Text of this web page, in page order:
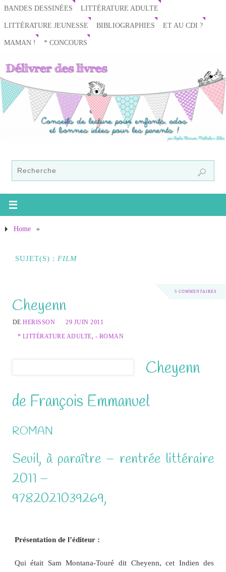
BANDES DESSINÉES LITTÉRATURE ADULTE
LITTÉRATURE JEUNESSE BIBLIOGRAPHIES ET AU CDI ?
MAMAN ! * CONCOURS
Home »
SUJET(S) : FILM
5 COMMENTAIRES
Cheyenn
DEHERISSON
29 JUIN 2011
* LITTÉRATURE ADULTE, - ROMAN
Cheyenn
de François Emmanuel
ROMAN
Seuil, à paraître – rentrée littéraire
2011 –
9782021039269,
Présentation de l’éditeur :
Qui était Sam Montana-Touré dit Cheyenn, cet Indien des